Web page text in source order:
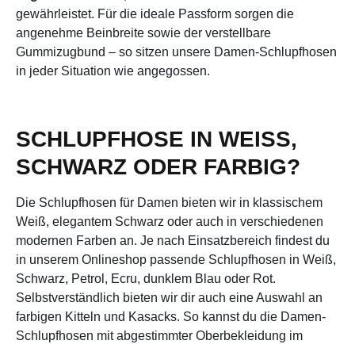
gewährleistet. Für die ideale Passform sorgen die
angenehme Beinbreite sowie der verstellbare
Gummizugbund – so sitzen unsere Damen-Schlupfhosen
in jeder Situation wie angegossen.
SCHLUPFHOSE IN WEISS, S
CHWARZ ODER FARBIG?
Die Schlupfhosen für Damen bieten wir in klassischem
Weiß, elegantem Schwarz oder auch in verschiedenen
modernen Farben an. Je nach Einsatzbereich findest du
in unserem Onlineshop passende Schlupfhosen in Weiß,
Schwarz, Petrol, Ecru, dunklem Blau oder Rot.
Selbstverständlich bieten wir dir auch eine Auswahl an
farbigen Kitteln und Kasacks. So kannst du die Damen-
Schlupfhosen mit abgestimmter Oberbekleidung im